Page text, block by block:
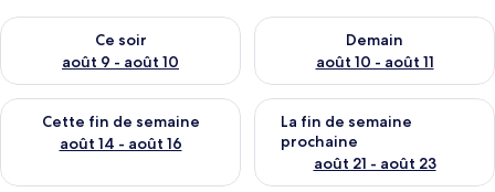
Ce soir
août 9 - août 10
Vérifier la disponibilité pour ce soir août 9 - août 10
Demain
août 10 - août 11
Vérifier la disponibilité pour
Cette fin de semaine
août 14 - août 16
Vérifier la disponibilité pour cette fin de semaine août 14 -
La fin de semaine
prochaine
août 21 - août 23
Vérifier la disponibilité pour